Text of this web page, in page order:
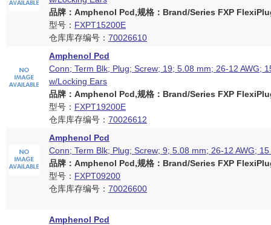
品牌：Amphenol Pcd,规格：Brand/Series FXP
型号： FXPT15200E
仓库库存编号： 70026610
Amphenol Pcd
Conn; Term Blk; Plug; Screw; 19; 5.08 mm; 26-12 AWG;
w/Locking Ears
品牌：Amphenol Pcd,规格：Brand/Series FXP
型号： FXPT19200E
仓库库存编号： 70026612
Amphenol Pcd
Conn; Term Blk; Plug; Screw; 9; 5.08 mm; 26-12 AWG; 15
品牌：Amphenol Pcd,规格：Brand/Series FXP
型号： FXPT09200
仓库库存编号： 70026600
Amphenol Pcd